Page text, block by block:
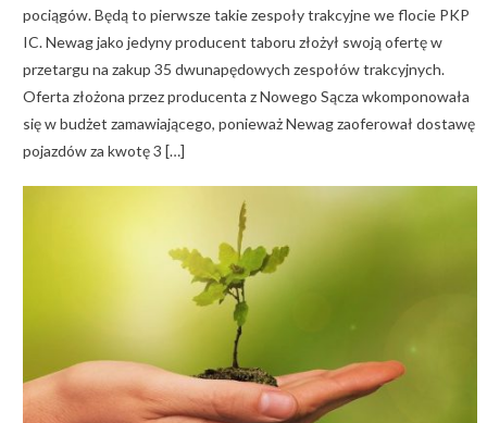
pociągów. Będą to pierwsze takie zespoły trakcyjne we flocie PKP
IC. Newag jako jedyny producent taboru złożył swoją ofertę w
przetargu na zakup 35 dwunapędowych zespołów trakcyjnych.
Oferta złożona przez producenta z Nowego Sącza wkomponowała
się w budżet zamawiającego, ponieważ Newag zaoferował dostawę
pojazdów za kwotę 3 […]